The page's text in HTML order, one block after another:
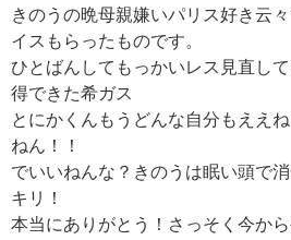
きのうの晩母親嫌いパリス好き云
イスもらったものです。
ひとばんしてもっかいレス見直し
得できた希ガス
とにかくんもうどんな自分もええ
ねん！！
でいいねんな？きのうは眠い頭で
キリ！
本当にありがとう！さっそく今か